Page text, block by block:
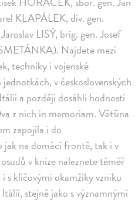
KLAPÁLEK, div. gen.
LISÝ, brig. gen. Josef
Najdete mezi
techniky i vojenské
v československých
a později dosáhli hodnosti
z nich in memoriam. Většina
zapojila i do
na domácí frontě, tak i v
v knize naleznete téměř
s klíčovými okamžiky vzniku
stejně jako s významnými